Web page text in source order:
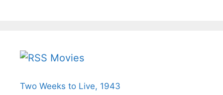
Movies
Two Weeks to Live, 1943